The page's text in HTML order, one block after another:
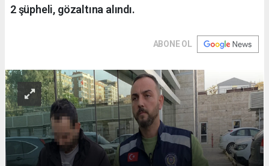
2 şüpheli, gözaltına alındı.
ABONE OL